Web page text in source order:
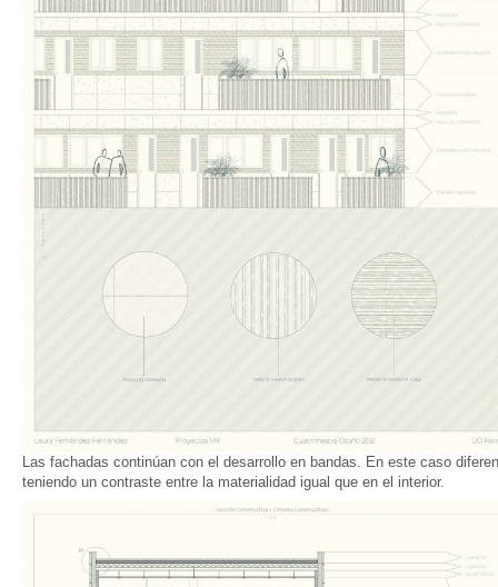
Las fachadas continúan con el desarrollo en bandas. En este caso
teniendo un contraste entre la materialidad igual que en el interior.